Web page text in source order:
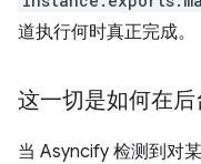
道执行何时真正完成。
这一切是如何在后
当 Asyncify 检测到对